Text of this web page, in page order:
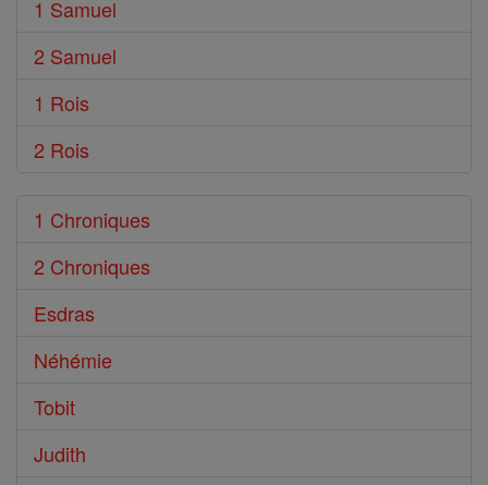
1 Samuel
2 Samuel
1 Rois
2 Rois
1 Chroniques
2 Chroniques
Esdras
Néhémie
Tobit
Judith